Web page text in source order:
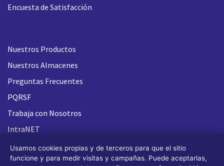
Encuesta de Satisfacción
Nuestros Productos
Nuestros Almacenes
Preguntas Frecuentes
PQRSF
Trabaja con Nosotros
IntraNET
Usamos cookies propias y de terceros para que el sitio
funcione y para medir visitas y campañas. Puede aceptarlas,